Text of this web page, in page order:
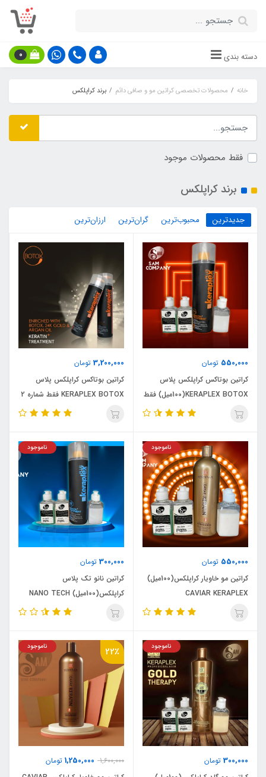
دسته بندی 0
خانه محصولات تخصصی کراتین مو و صافی دائم برند کراپلکس
فقط محصولات موجود
برند کراپلکس
جدیدترین محبوب‌ترین گران‌ترین ارزان‌ترین
550,000 تومان
کراتین بوتاکس کراپلکس پلاس
KERAPLEX BOTOX(100میل) فقط
شماره 2
3,200,000 تومان
کراتین بوتاکس کراپلکس پلاس
KERAPLEX BOTOX فقط شماره 2
550,000 تومان
ناموجود
کراتین مو خاویار کراپلکس(100میل)
CAVIAR KERAPLEX
300,000 تومان
ناموجود
کراتین نانو تک پلاس
کراپلکس(100میل) NANO TECH
KERAPLEX شماره 2
300,000 تومان
ناموجود 22٪
1,600,000
1,250,000 تومان
ناموجود